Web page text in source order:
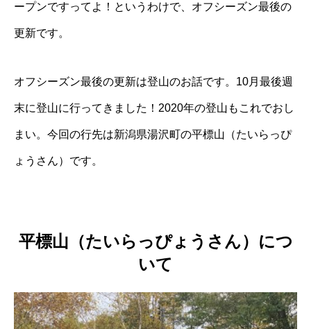
ープンですってよ！というわけで、オフシーズン最後の
更新です。
オフシーズン最後の更新は登山のお話です。10月最後週
末に登山に行ってきました！2020年の登山もこれでおし
まい。今回の行先は新潟県湯沢町の平標山（たいらっぴ
ょうさん）です。
平標山（たいらっぴょうさん）につ
いて